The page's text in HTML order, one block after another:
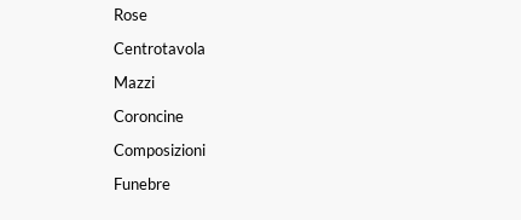
Rose
Centrotavola
Mazzi
Coroncine
Composizioni
Funebre